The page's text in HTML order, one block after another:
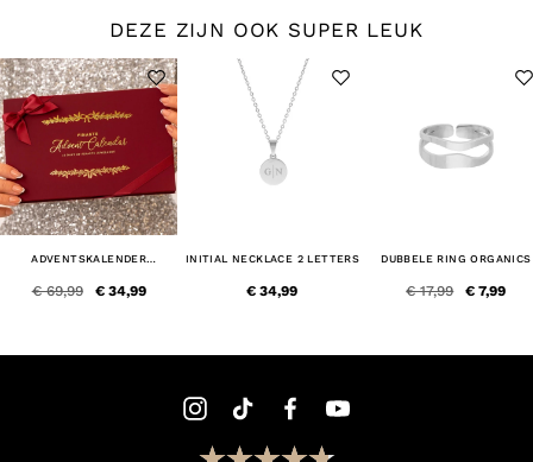
DEZE ZIJN OOK SUPER LEUK
ADVENTSKALENDER
€ 34,99
€ 69,99
INITIAL NECKLACE 2 LETTERS
€ 34,99
DUBBELE RING ORGANICS
€ 7,99
€ 17,99